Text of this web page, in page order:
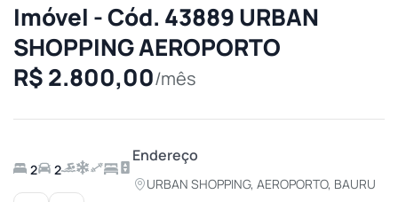
Imóvel - Cód. 43889 URBAN
SHOPPING AEROPORTO
R$ 2.800,00/mês
2 2
Endereço
URBAN SHOPPING, AEROPORTO, BAURU